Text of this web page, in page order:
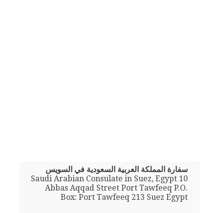
سفارة المملكة العربية السعودية في السويس
Saudi Arabian Consulate in Suez, Egypt 10
Abbas Aqqad Street Port Tawfeeq P.O.
Box: Port Tawfeeq 213 Suez Egypt